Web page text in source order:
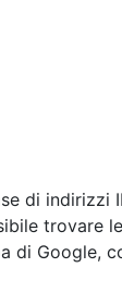
di indirizzi
trovare
di Google,